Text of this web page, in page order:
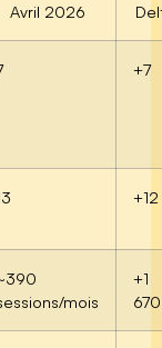
Avril 2026
+7
+12
mois
+1